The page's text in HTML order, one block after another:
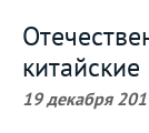
китайские
19 декабря